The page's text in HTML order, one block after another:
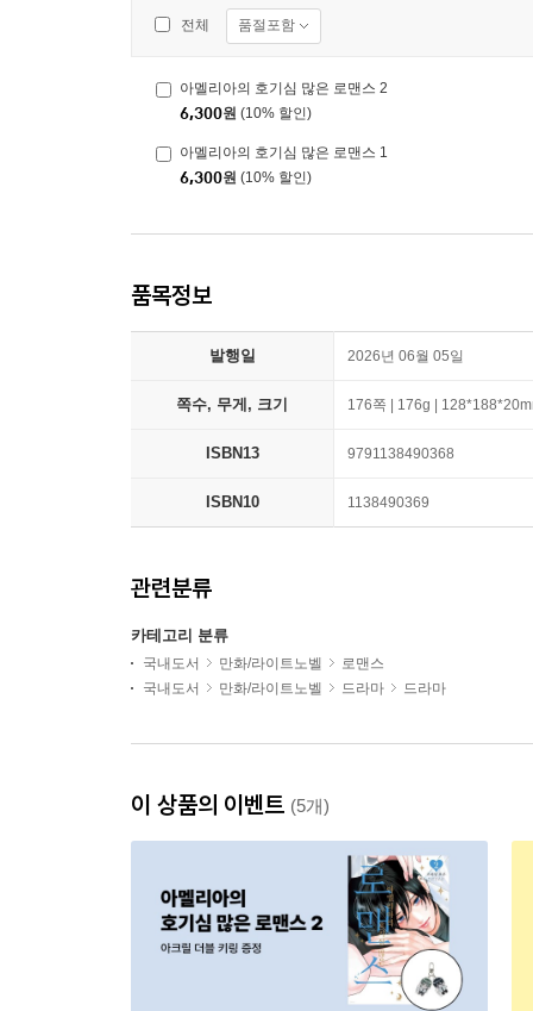
전체 품절포함
아멜리아의 호기심 많은 로맨스 2
6,300원 (10% 할인)
아멜리아의 호기심 많은 로맨스 1
6,300원 (10% 할인)
품목정보
발행일 2026년 06월 05일
쪽수, 무게, 크기 176쪽 | 176g |
ISBN13 9791138490368
ISBN10 1138490369
관련분류
카테고리 분류
국내도서 만화/라이트노벨
로맨스
국내도서
만화/라이트노벨 드라마 드라마
이 상품의 이벤트 (5개)